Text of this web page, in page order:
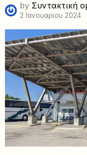
by Συντακτική
2 Ιανουαρίου 2024